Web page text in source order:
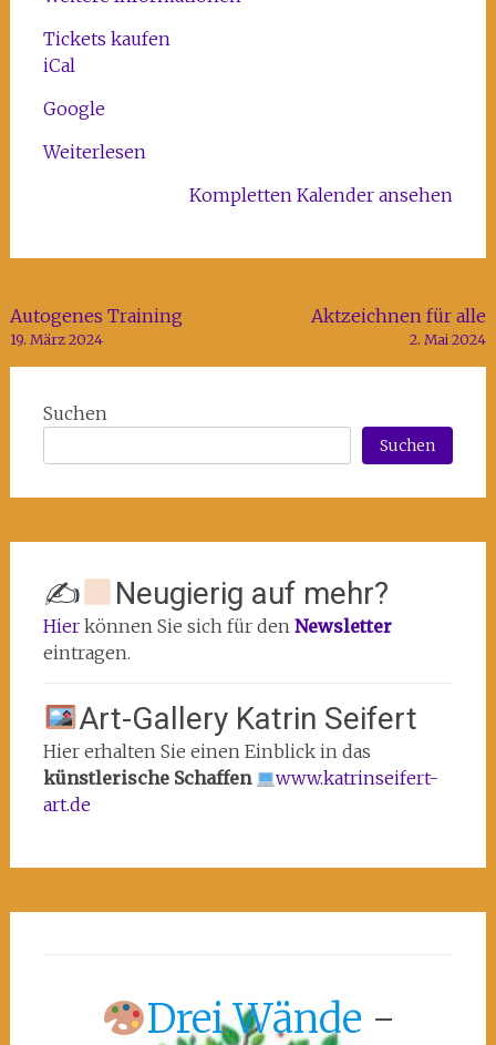
Potsdam-
Tickets kaufen
iCal
Google
Weiterlesen
Kompletten Kalender ansehen
Beitragsnavigation
Autogenes Training
19. März 2024
Aktzeichnen für alle
2. Mai 2024
Suchen
Suchen
✍ Neugierig auf mehr?
Hierkönnen Sie sich für den Newsletter
eintragen.
Art-Gallery Katrin Seifert
Hier erhalten Sie einen Einblick in das
künstlerische Schaffen
www.katrinseifert-
art.de
Drei Wände -